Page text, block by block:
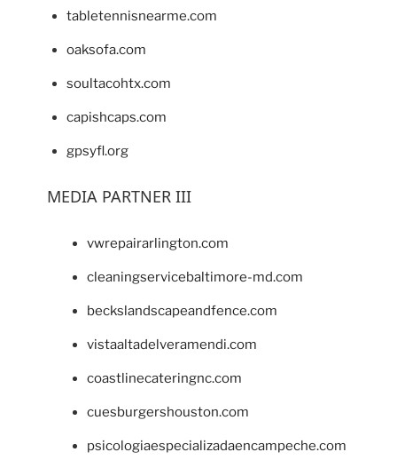
tabletennisnearme.com
oaksofa.com
soultacohtx.com
capishcaps.com
gpsyfl.org
MEDIA PARTNER III
vwrepairarlington.com
cleaningservicebaltimore-md.com
beckslandscapeandfence.com
vistaaltadelveramendi.com
coastlinecateringnc.com
cuesburgershouston.com
psicologiaespecializadaencampeche.com